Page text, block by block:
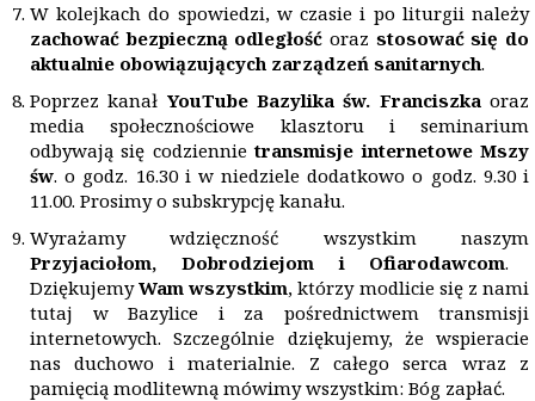
W kolejkach do spowiedzi, w czasie i po liturgii należy
zachować bezpieczną odległość oraz stosować się do
aktualnie obowiązujących zarządzeń sanitarnych.
Poprzez kanał YouTube Bazylika św. Franciszkaoraz
media społecznościowe klasztoru i seminarium
odbywają się codziennietransmisje internetowe Mszy
św. o godz. 16.30 i w niedziele dodatkowo o godz. 9.30 i
11.00. Prosimy o subskrypcję kanału.
Wyrażamy wdzięczność wszystkim naszym
Przyjaciołom, Dobrodziejom i Ofiarodawcom.
DziękujemyWam wszystkim, którzy modlicie się z nami
tutaj w Bazylice i za pośrednictwem transmisji
internetowych. Szczególnie dziękujemy, że wspieracie
nas duchowo i materialnie. Z całego serca wraz z
pamięcią modlitewną mówimy wszystkim: Bóg zapłać.